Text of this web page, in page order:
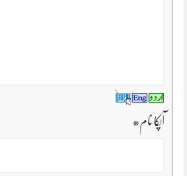
آپکا نام*